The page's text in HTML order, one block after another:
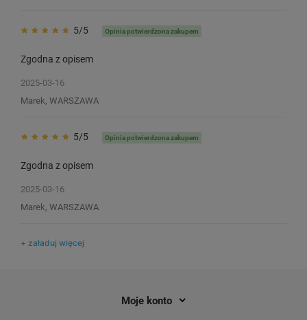
Taśma Specmark PT-12WE/XR-12WE
4
5/5 Opinia potwierdzona zakupem
Zgodna z opisem
2025-03-16
Marek, WARSZAWA
5/5 Opinia potwierdzona zakupem
Zgodna z opisem
2025-03-16
Marek, WARSZAWA
+ załaduj więcej
Moje konto